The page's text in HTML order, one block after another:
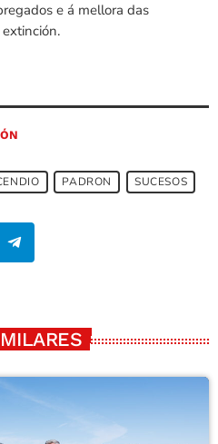
e á mellora das
PADRON SUCESOS